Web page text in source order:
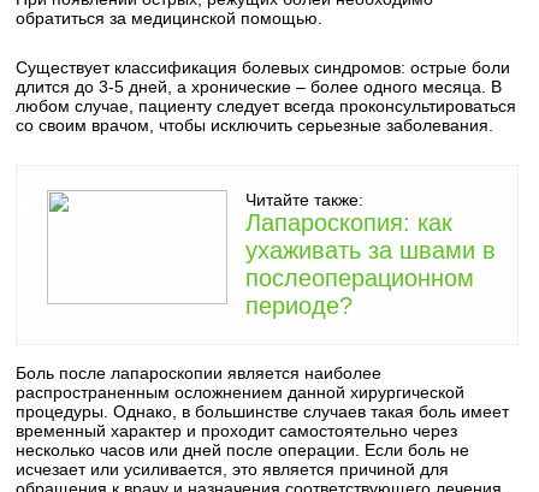
обратиться за медицинской помощью.
Существует классификация болевых синдромов: острые боли
длится до 3-5 дней, а хронические – более одного месяца. В
любом случае, пациенту следует всегда проконсультироваться
со своим врачом, чтобы исключить серьезные заболевания.
Читайте также:
Лапароскопия: как
ухаживать за швами в
послеоперационном
периоде?
Боль после лапароскопии является наиболее
распространенным осложнением данной хирургической
процедуры. Однако, в большинстве случаев такая боль имеет
временный характер и проходит самостоятельно через
несколько часов или дней после операции. Если боль не
исчезает или усиливается, это является причиной для